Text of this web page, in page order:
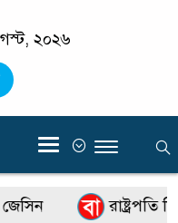
২০২৬
‍
রাষ্ট্রপতি